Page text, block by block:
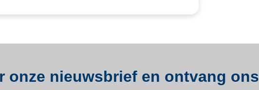
onze nieuwsbrief en ontvang ons